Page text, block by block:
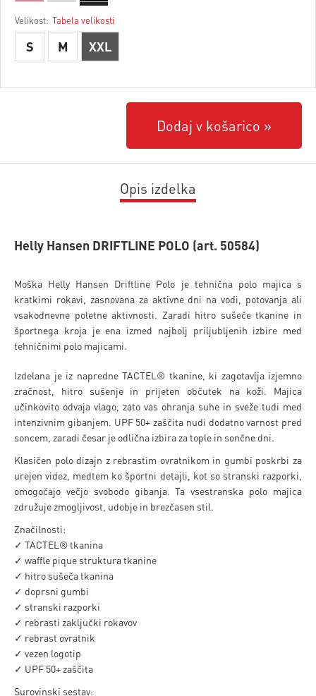
Velikost: Tabela velikosti
S M XXL
Dodaj v košarico
Opis izdelka
Helly Hansen DRIFTLINE POLO (art. 50584)
Moška Helly Hansen Driftline Polo je tehnična polo majica s
kratkimi rokavi, zasnovana za aktivne dni na vodi, potovanja ali
vsakodnevne poletne aktivnosti. Zaradi hitro sušeče tkanine in
športnega kroja je ena izmed najbolj priljubljenih izbire med
tehničnimi polo majicami.
Izdelana je iz napredne TACTEL® tkanine, ki zagotavlja izjemno
zračnost, hitro sušenje in prijeten občutek na koži. Majica
učinkovito odvaja vlago, zato vas ohranja suhe in sveže tudi med
intenzivnim gibanjem. UPF 50+ zaščita nudi dodatno varnost pred
soncem, zaradi česar je odlična izbira za tople in sončne dni.
Klasičen polo dizajn z rebrastim ovratnikom in gumbi poskrbi za
urejen videz, medtem ko športni detajli, kot so stranski razporki,
omogočajo večjo svobodo gibanja. Ta vsestranska polo majica
združuje zmogljivost, udobje in brezčasen stil.
Značilnosti:
✓ TACTEL® tkanina
✓ waffle pique struktura tkanine
✓ hitro sušeča tkanina
✓ doprsni gumbi
✓ stranski razporki
✓ rebrasti zaključki rokavov
✓ rebrast ovratnik
✓ vezen logotip
✓ UPF 50+ zaščita
Surovinski sestav: